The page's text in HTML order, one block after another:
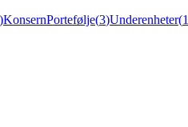
)KonsernPortefølje(3)Underenheter(1